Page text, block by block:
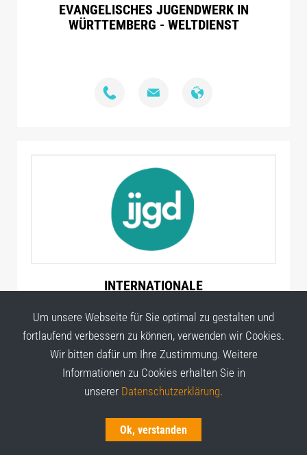
EVANGELISCHES JUGENDWERK IN
WÜRTTEMBERG - WELTDIENST
INTERNATIONALE
Um unsere Webseite für Sie optimal zu gestalten und
fortlaufend verbessern zu können, verwenden wir Cookies.
Wir bitten dafür um Ihre Zustimmung. Weitere
Informationen zu Cookies erhalten Sie in
unserer Datenschutzerklärung.
Ok, verstanden